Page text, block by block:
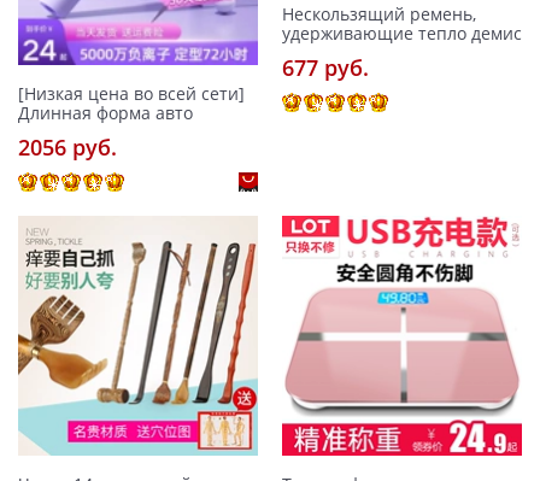
[Низкая цена во всей сети]
Длинная форма авто
2056 pуб.
Нескользящий ремень,
удерживающие тепло демис
677 pуб.